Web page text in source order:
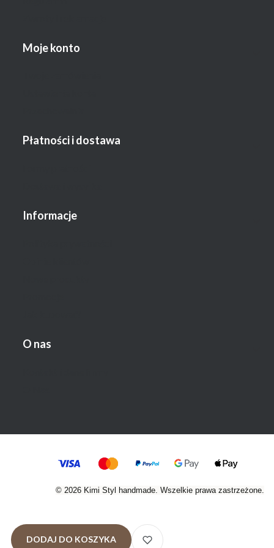
Moje konto
Płatności i dostawa
Informacje
O nas
© 2026 Kimi Styl handmade. Wszelkie prawa zastrzeżone.
DODAJ DO KOSZYKA